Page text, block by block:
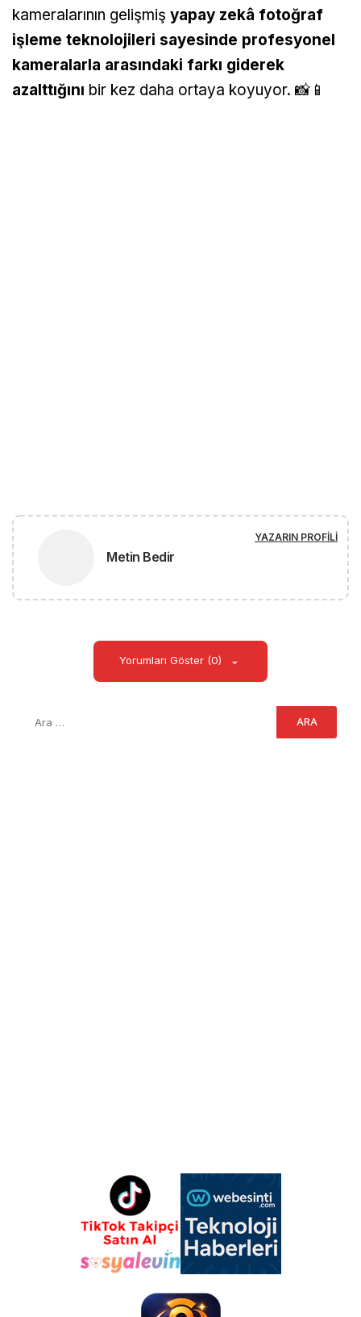
kameralarının gelişmiş yapay zekâ fotoğraf
işleme teknolojileri sayesinde profesyonel
kameralarla arasındaki farkı giderek
azalttığını bir kez daha ortaya koyuyor. 📸📱
Metin Bedir
YAZARIN PROFILI
Yorumları Göster (0)